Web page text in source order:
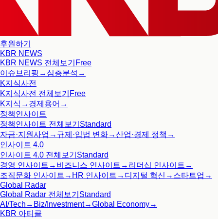
후원하기
KBR NEWS
KBR NEWS 전체보기 Free
이슈브리핑 → 심층분석 →
K지식사전
K지식사전 전체보기 Free
K지식 → 경제용어 →
정책인사이트
정책인사이트 전체보기 Standard
자금·지원사업 → 규제·입법 변화→산업·경제 정책 →
인사이트 4.0
인사이트 4.0 전체보기 Standard
경영 인사이트 → 비즈니스 인사이트 → 리더십 인사이트 →
조직문화 인사이트 → HR 인사이트 → 디지털 혁신 → 스타트업 →
Global Radar
Global Radar 전체보기 Standard
AI/Tech → Biz/Investment→Global Economy→
KBR 아티클